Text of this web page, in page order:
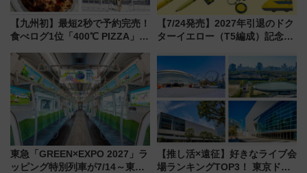
【九州初】最短2秒で予約完売！
食べログ1位「400℃ PIZZA」が
プン。もつ鍋風など限定メニュ
ーも
【7/24発売】2027年引退のドク
ターイエロー（T5編成）記念グ
送の目覚まし時計など通販・販
売店舗まとめ
東急「GREEN×EXPO 2027」ラ
ッピング特別列車が7/14～東
【推し活×遠征】好きなライブ会
場ランキングTOP3！ 東京ドー